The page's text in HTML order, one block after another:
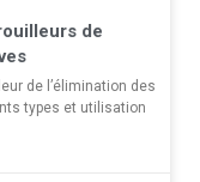
de
de l’élimination des
types et utilisation